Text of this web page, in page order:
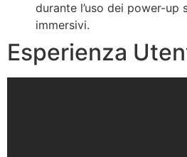
durante l’uso dei power-
immersivi.
Esperienza